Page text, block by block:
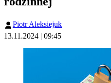
Piotr Aleksiejuk
13.11.2024 | 09:45